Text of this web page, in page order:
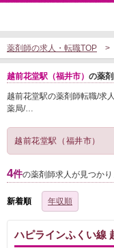
薬剤師の求人・転職TOP
越前花堂駅（福井市） の薬
越前花堂駅の薬剤師転職/求
薬局/…
越前花堂駅（福井市）
4件の薬剤師求人が見つかり
新着順 年収順
ハピラインふくい線